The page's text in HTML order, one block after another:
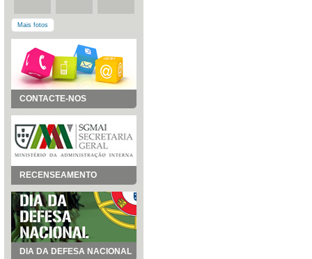
Mais fotos
CONTACTE-NOS
RECENSEAMENTO
DIA DA DEFESA NACIONAL